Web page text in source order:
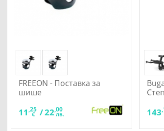
FREEON - Поставка за
шише
11,25
€ /22,00
лв. 143